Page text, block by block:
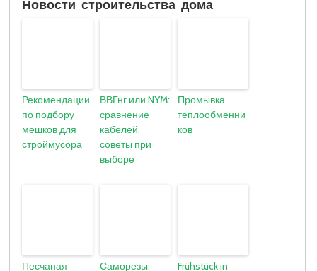
Рекомендации
по подбору
мешков для
строймусора
ВВГнг или NYM:
сравнение
кабелей,
советы при
выборе
Промывка
теплообменни
ков
Песчаная
Саморезы:
Frühstück in